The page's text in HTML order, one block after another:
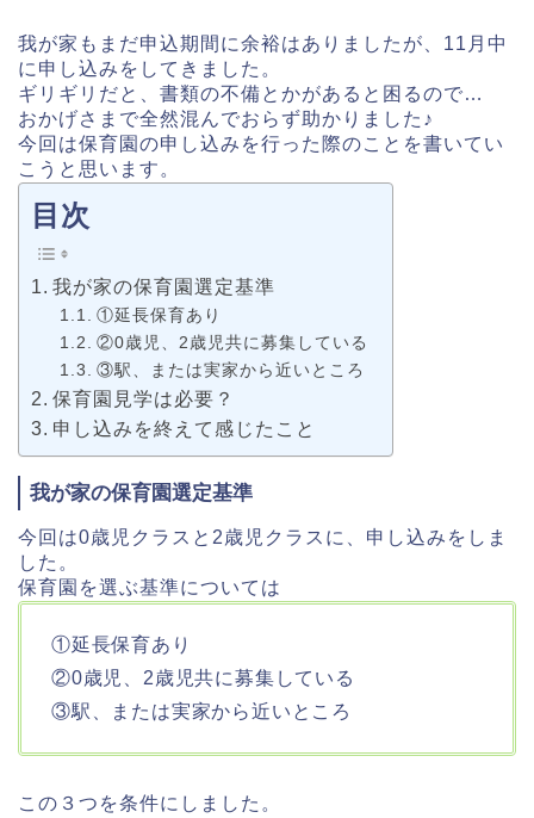
我が家もまだ申込期間に余裕はありましたが、11月中
に 申し込みをしてきました。
ギリギリだと、書類の不備とかがあると困るので…
おかげさまで全然混んでおらず助かりました♪
今回は保育園の申し込みを行った際のことを書いてい
こうと思います。
目次
我が家の保育園選定基準
①延長保育あり
②0歳児、2歳児共に募集している
③駅、または実家から近いところ
保育園見学は必要？
申し込みを終えて感じたこと
我が家の保育園選定基準
今回は0歳児クラスと2歳児クラスに、申し込みをしま
した。
保育園を選ぶ基準については
①延長保育あり
②0歳児、2歳児共に募集している
③駅、または実家から近いところ
この３つを条件にしました。